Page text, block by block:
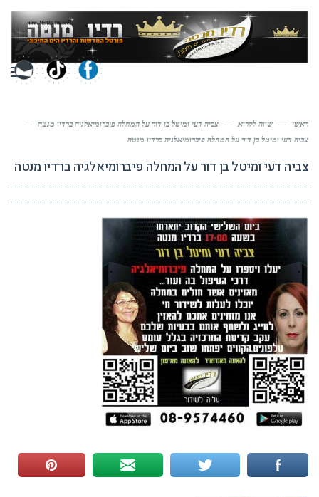
ראשי — שווה לקרוא — צביה דעי ומיטל בן דור על המחלה פיברומיאלגיה ברדיו מנטה
—
צביה דעי ומיטל בן דור על המחלה פיברומיאלגיה ברדיו מנטה
צביה דעי ומיטל בן דור על המחלה פיברומיאלגיה ברדיו מנטה